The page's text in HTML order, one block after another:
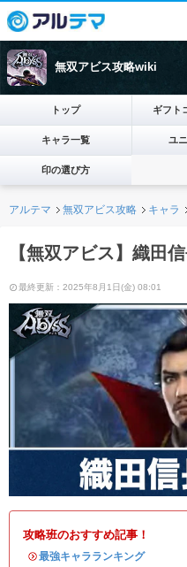
無双アビス攻略wiki
トップ ギフト
キャラ一覧 ユ
印の選び方
アルテマ 無双アビス攻略 キャラ
【無双アビス】織田
最終更新：2025年8月1日(金) 08:01
攻略班のおすすめ記事！
・最強キャラランキング